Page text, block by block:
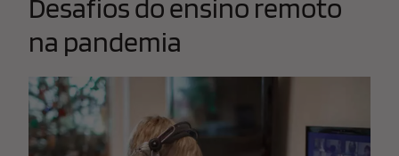
Desafios do ensino remoto
na pandemia